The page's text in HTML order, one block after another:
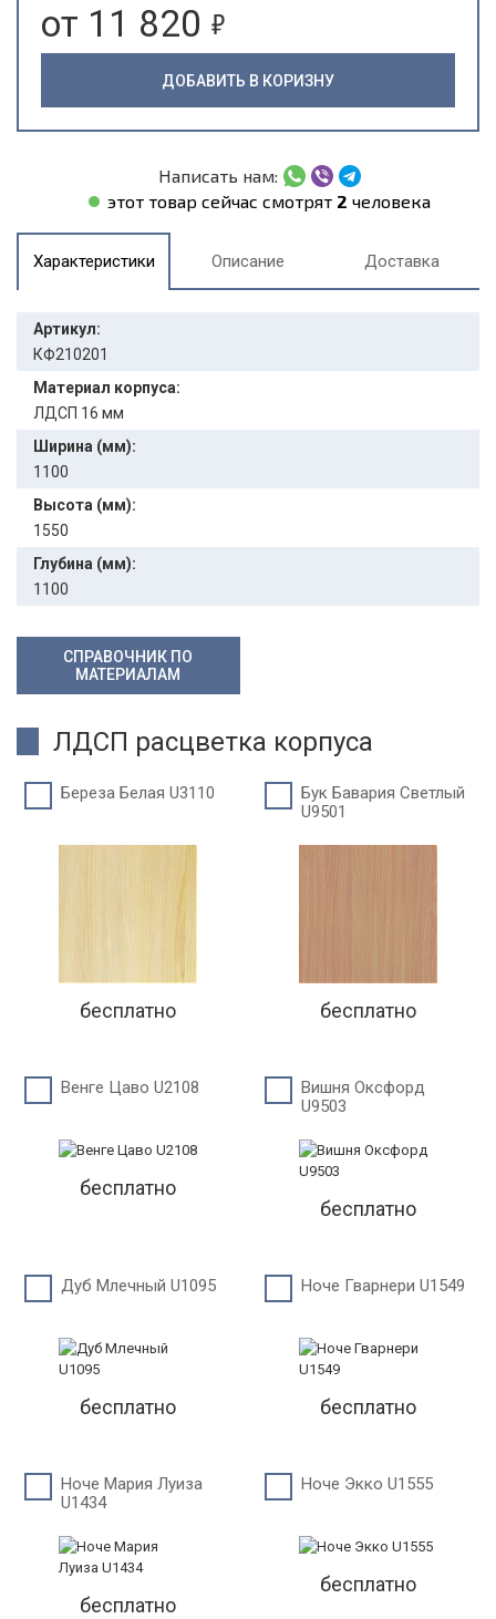
от 11 820 5
ДОБАВИТЬ В КОРИЗНУ
Написать нам:
этот товар сейчас смотрят 2 человека
Характеристики Описание Доставка
Артикул:
КФ210201
Материал корпуса:
ЛДСП 16 мм
Ширина (мм):
1100
Высота (мм):
1550
Глубина (мм):
1100
СПРАВОЧНИК ПО
МАТЕРИАЛАМ
ЛДСП расцветка корпуса
Береза Белая U3110
бесплатно
Бук Бавария Светлый
U9501
бесплатно
Венге Цаво U2108
бесплатно
Вишня Оксфорд
U9503
бесплатно
Дуб Млечный U1095
бесплатно
Ноче Гварнери U1549
бесплатно
Ноче Мария Луиза
U1434
бесплатно
Ноче Экко U1555
бесплатно